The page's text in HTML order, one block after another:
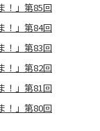
！」第85回
！」第84回
！」第83回
！」第82回
！」第81回
！」第80回